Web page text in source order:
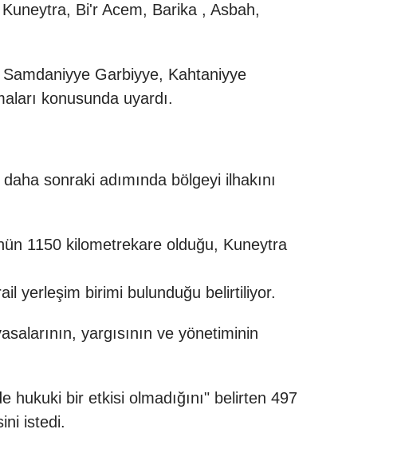
Bi'r Acem, Barika , Asbah,
Garbiyye, Kahtaniyye
konusunda uyardı.
sonraki adımında bölgeyi ilhakını
1150 kilometrekare olduğu, Kuneytra
yerleşim birimi bulunduğu belirtiliyor.
yargısının ve yönetiminin
hukuki bir etkisi olmadığını" belirten 497
istedi.